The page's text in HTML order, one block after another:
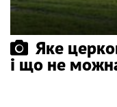
Яке
і що не